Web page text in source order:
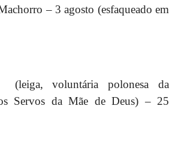
– 3 agosto (esfaqueado em
(leiga, voluntária polonesa da
Servos da Mãe de Deus) – 25